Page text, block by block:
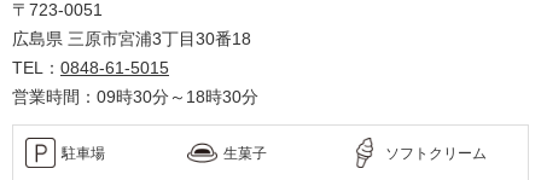
〒723-0051
広島県 三原市宮浦3丁目30番18
TEL： 0848-61-5015
営業時間：09時30分～18時30分
駐車場 生菓子 ソフトクリーム